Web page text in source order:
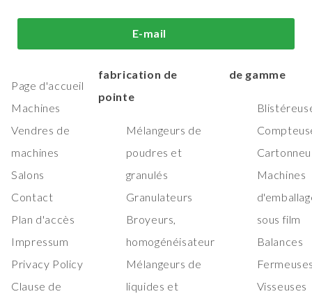
E-mail
Page d'accueil
Machines
Vendres de
machines
Salons
Contact
Plan d'accès
Impressum
Privacy Policy
Clause de
Machines de
traitement et de
fabrication de
pointe
Mélangeurs de
poudres et
granulés
Granulateurs
Broyeurs,
homogénéisateur
Mélangeurs de
liquides et
d'emballage
de gamme
Machines
sous film
Balances
Visseuses